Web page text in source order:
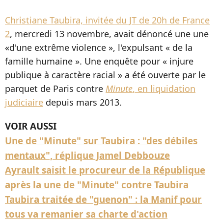
Christiane Taubira, invitée du JT de 20h de France
2, mercredi 13 novembre, avait dénoncé une une
«d'une extrême violence », l'expulsant « de la
famille humaine ». Une enquête pour « injure
publique à caractère racial » a été ouverte par le
parquet de Paris contre Minute, en liquidation
judiciaire depuis mars 2013.
VOIR AUSSI
Une de "Minute" sur Taubira : "des débiles
mentaux", réplique Jamel Debbouze
Ayrault saisit le procureur de la République
après la une de "Minute" contre Taubira
Taubira traitée de "guenon" : la Manif pour
tous va remanier sa charte d'action